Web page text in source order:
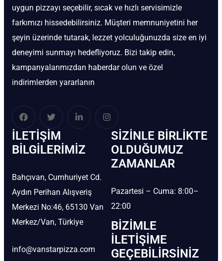
uygun pizzayı seçebilir, sıcak ve hızlı servisimizle
farkımızı hissedebilirsiniz. Müşteri memnuniyetini her
şeyin üzerinde tutarak, lezzet yolculuğunuzda size en iyi
deneyimi sunmayı hedefliyoruz. Bizi takip edin,
kampanyalarımızdan haberdar olun ve özel
indirimlerden yararlanın
İLETIŞIM
BİLGILERIMIZ
Bahçıvan, Cumhuriyet Cd.
Aydın Perihan Alışveriş
Merkezi No:46, 65130 Van
Merkez/Van, Türkiye
info@vanstarpizza.com
SIZINLE BIRLIKTE
OLDUĞUMUZ
ZAMANLAR
Pazartesi – Cuma: 8:00–
22:00
BIZIMLE
İLETIŞIME
GEÇEBILIRSINIZ